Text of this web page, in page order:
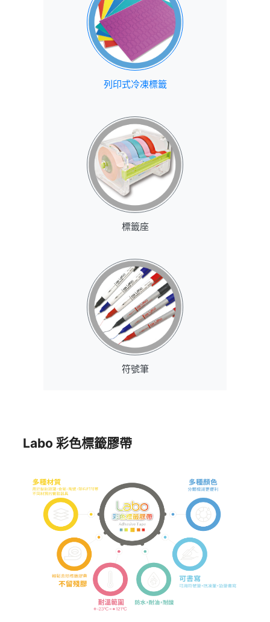
列印式冷凍標籤
標籤座
符號筆
Labo 彩色標籤膠帶